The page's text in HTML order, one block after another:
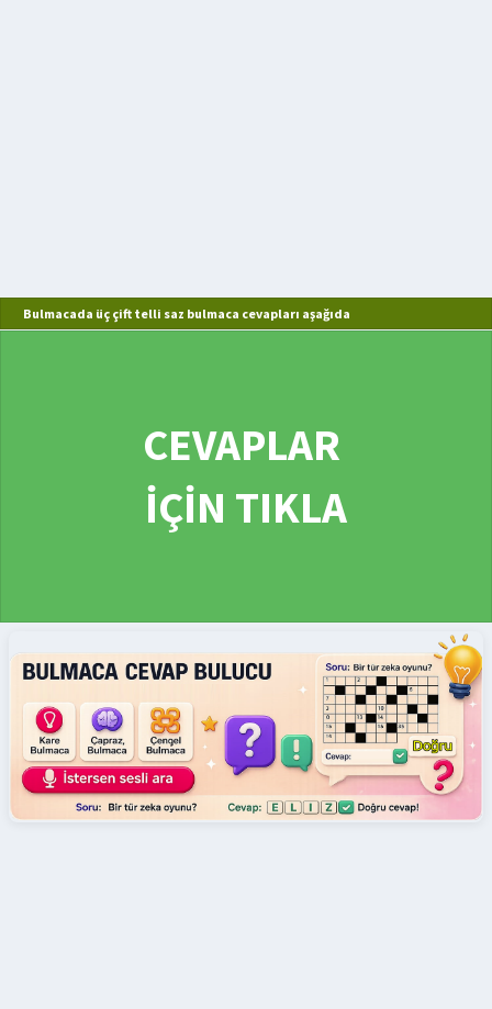
Bulmacada üç çift telli saz bulmaca cevapları aşağıda
CEVAPLAR
İÇİN TIKLA